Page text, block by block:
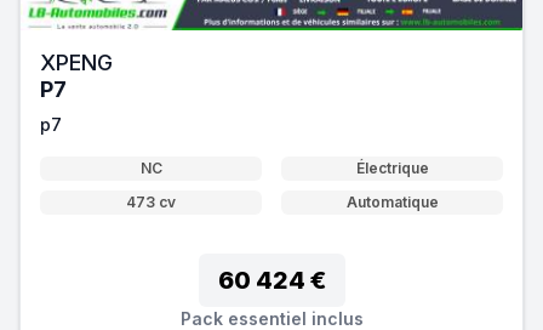
XPENG
P7
p7
NC
Électrique
473 cv
Automatique
60 424 €
Pack essentiel inclus